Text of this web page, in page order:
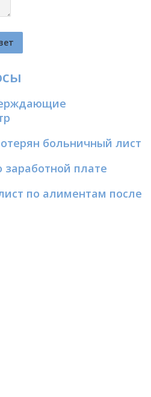
больничный лист
заработной плате
по алиментам после